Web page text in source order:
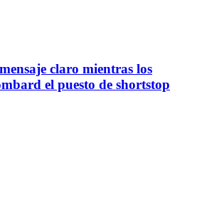
claro mientras los
el puesto de shortstop